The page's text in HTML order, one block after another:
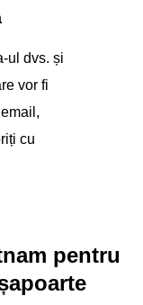
ul dvs. și
vor fi
cu
pentru